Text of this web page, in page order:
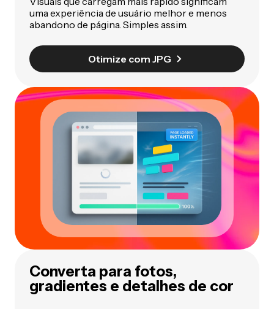
uma experiência de usuário melhor e menos
abandono de página. Simples assim.
Otimize com JPG
Converta para fotos,
gradientes e detalhes de cor